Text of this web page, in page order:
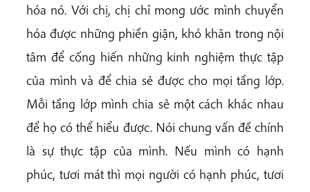
hóa nó. Với chị, chị chỉ mong ước mình chuyển
hóa được những phiền giận, khó khăn trong nội
tâm để cống hiến những kinh nghiệm thực tập
của mình và để chia sẻ được cho mọi tầng lớp.
Mỗi tầng lớp mình chia sẻ một cách khác nhau
để họ có thể hiểu được. Nói chung vấn đề chính
là sự thực tập của mình. Nếu mình có hạnh
phúc, tươi mát thì mọi người có hạnh phúc, tươi